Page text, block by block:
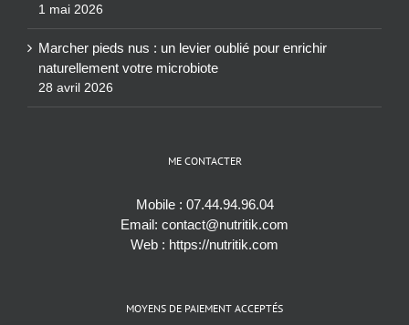
1 mai 2026
Marcher pieds nus : un levier oublié pour enrichir
naturellement votre microbiote
28 avril 2026
ME CONTACTER
Mobile : 07.44.94.96.04
Email: contact@nutritik.com
Web : https://nutritik.com
MOYENS DE PAIEMENT ACCEPTÉS